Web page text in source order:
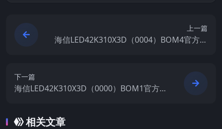
上一篇
海信LED42K310X3D（0004）BOM4官方原
下一篇
海信LED42K310X3D（0000）BOM1官方原
相关文章